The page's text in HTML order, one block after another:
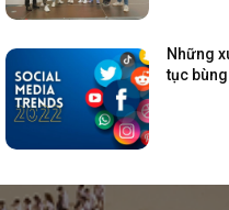
Những
tục